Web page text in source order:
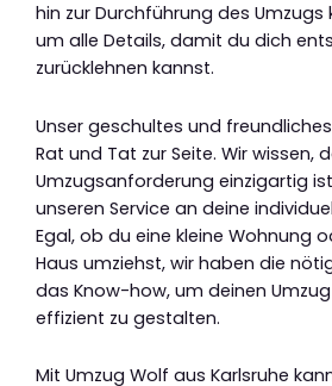
hin zur Durchführung des Umzugs
um alle Details, damit du dich
zurücklehnen kannst.
Unser geschultes und
Rat und Tat zur Seite. Wir wissen,
Umzugsanforderung einzigartig
unseren Service an deine
Egal, ob du eine kleine Wohnung
Haus umziehst, wir haben die
das Know-how, um deinen
effizient zu gestalten.
Mit Umzug Wolf aus Karlsruhe